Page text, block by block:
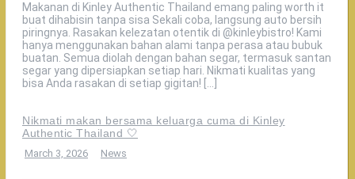
Makanan di Kinley Authentic Thailand emang paling worth it
buat dihabisin tanpa sisa Sekali coba, langsung auto bersih
piringnya. Rasakan kelezatan otentik di @kinleybistro! Kami
hanya menggunakan bahan alami tanpa perasa atau bubuk
buatan. Semua diolah dengan bahan segar, termasuk santan
segar yang dipersiapkan setiap hari. Nikmati kualitas yang
bisa Anda rasakan di setiap gigitan! […]
Nikmati makan bersama keluarga cuma di Kinley
Authentic Thailand 🤍
March 3, 2026 News